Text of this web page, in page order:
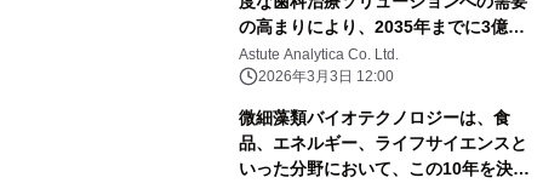
の高まりにより、2035年までに3億
710万米ドルに達する見込み。
Astute Analytica Co. Ltd.
2026年3月3日 12:00
微細藻類バイオテクノロジーは、食
品、エネルギー、ライフサイエンスと
いった分野において、この10年を決定